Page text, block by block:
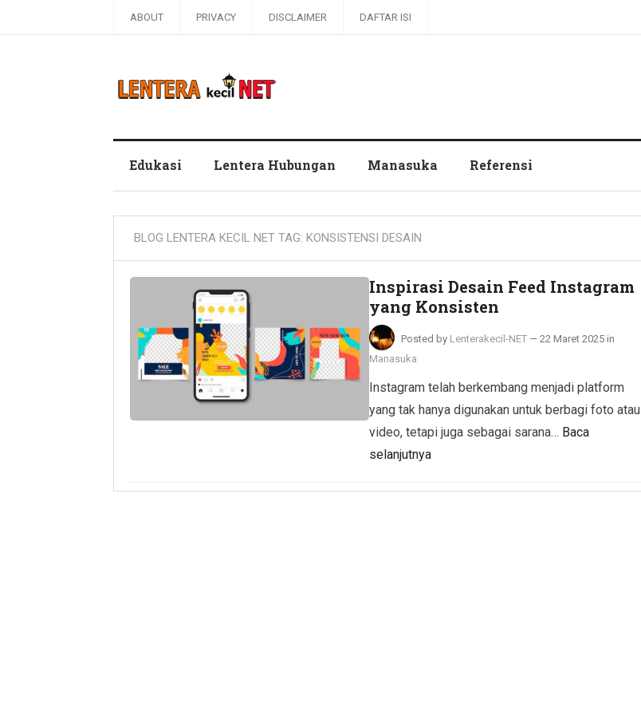
ABOUT PRIVACY DISCLAIMER DAFTAR ISI
Edukasi Lentera Hubungan Manasuka Referensi
BLOG LENTERA KECIL NET TAG: KONSISTENSI DESAIN
Inspirasi Desain Feed Instagram
yang Konsisten
Posted by Lenterakecil-NET — 22 Maret 2025 in
Manasuka
Instagram telah berkembang menjadi platform
yang tak hanya digunakan untuk berbagi foto atau
video, tetapi juga sebagai sarana… Baca
selanjutnya